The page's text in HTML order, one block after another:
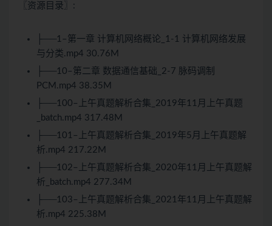
〖资源目录〗:
├──1–第一章 计算机网络概论_1-1 计算机网络发展
与分类.mp4 30.76M
├──10–第二章 数据通信基础_2-7 脉码调制
PCM.mp4 38.35M
├──100–上午真题解析合集_2019年11月上午真题
_batch.mp4 317.48M
├──101–上午真题解析合集_2019年5月上午真题解
析.mp4 217.22M
├──102–上午真题解析合集_2020年11月上午真题解
析_batch.mp4 277.34M
├──103–上午真题解析合集_2021年11月上午真题解
析.mp4 225.38M